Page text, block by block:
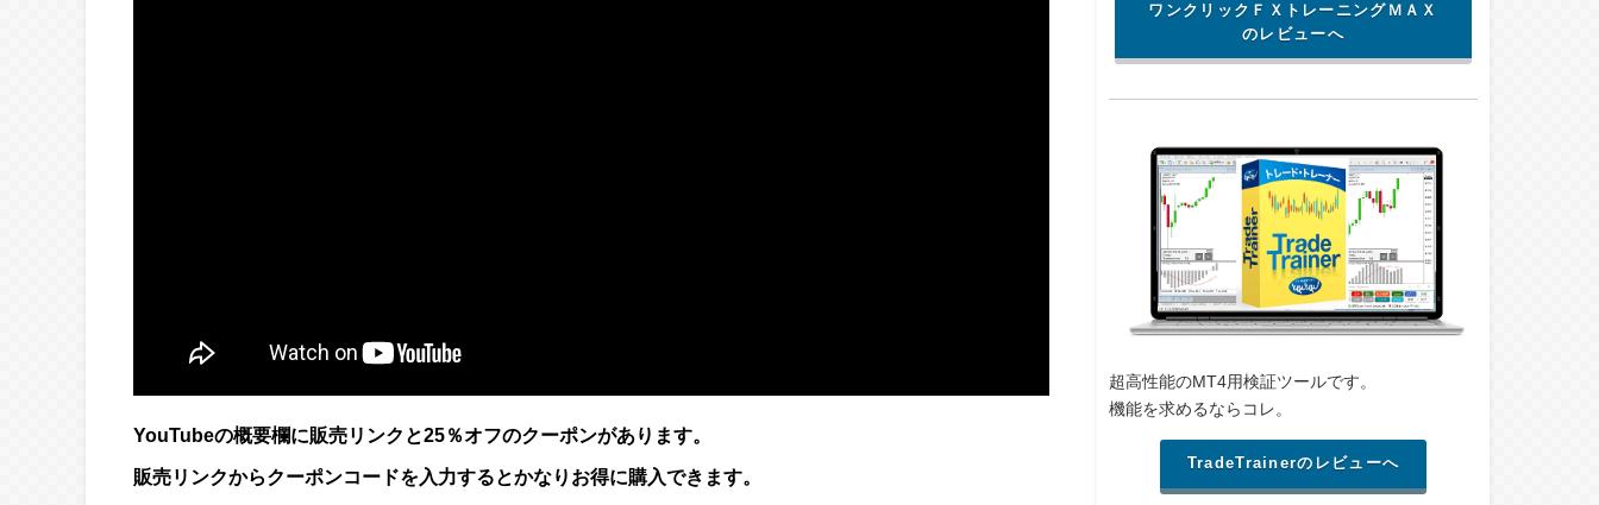
YouTubeの概要欄に販売リンクと25％オフのクーポンがあります。
販売リンクからクーポンコードを入力するとかなりお得に購入できます。
ワンクリックＦＸトレーニングＭＡＸ
のレビューへ
超高性能のMT4用検証ツールです。
機能を求めるならコレ。
TradeTrainerのレビューへ